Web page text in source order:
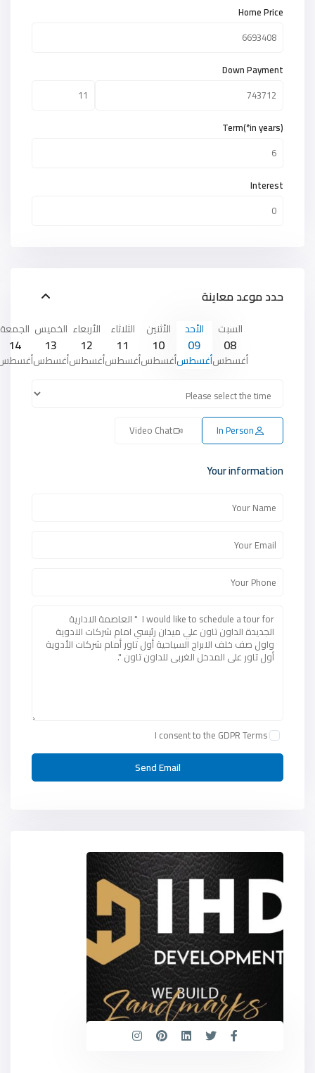
Home Price
Down Payment
Term(*in years)
Interest
حدد موعد معاينة
السبت
08
أغسطس
الأحد
09
أغسطس
الأثنين
10
أغسطس
الثلاثاء
11
أغسطس
الأربعاء
12
أغسطس
الخميس
13
أغسطس
الجمعة
14
In Person
Video Chat
Your information
I consent to the GDPR Terms